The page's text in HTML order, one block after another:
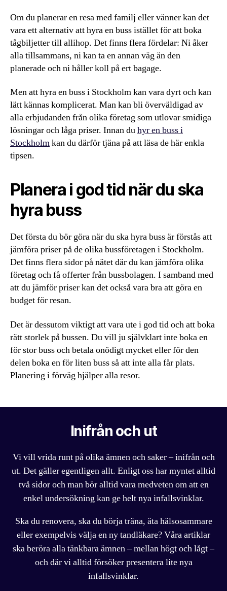
Om du planerar en resa med familj eller vänner kan det
vara ett alternativ att hyra en buss istället för att boka
tågbiljetter till allihop. Det finns flera fördelar: Ni åker
alla tillsammans, ni kan ta en annan väg än den
planerade och ni håller koll på ert bagage.
Men att hyra en buss i Stockholm kan vara dyrt och kan
lätt kännas komplicerat. Man kan bli överväldigad av
alla erbjudanden från olika företag som utlovar smidiga
lösningar och låga priser. Innan duhyr en buss i
Stockholmkan du därför tjäna på att läsa de här enkla
tipsen.
Planera i god tid när du ska
hyra buss
Det första du bör göra när du ska hyra buss är förstås att
jämföra priser på de olika bussföretagen i Stockholm.
Det finns flera sidor på nätet där du kan jämföra olika
företag och få offerter från bussbolagen. I samband med
att du jämför priser kan det också vara bra att göra en
budget för resan.
Det är dessutom viktigt att vara ute i god tid och att boka
rätt storlek på bussen. Du vill ju självklart inte boka en
för stor buss och betala onödigt mycket eller för den
delen boka en för liten buss så att inte alla får plats.
Planering i förväg hjälper alla resor.
Inifrån och ut
Vi vill vrida runt på olika ämnen och saker – inifrån och
ut. Det gäller egentligen allt. Enligt oss har myntet alltid
två sidor och man bör alltid vara medveten om att en
enkel undersökning kan ge helt nya infallsvinklar.
Ska du renovera, ska du börja träna, äta hälsosammare
eller exempelvis välja en ny tandläkare? Våra artiklar
ska beröra alla tänkbara ämnen – mellan högt och lågt –
och där vi alltid försöker presentera lite nya
infallsvinklar.